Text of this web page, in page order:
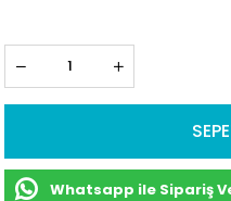
Whatsapp ile Sipariş